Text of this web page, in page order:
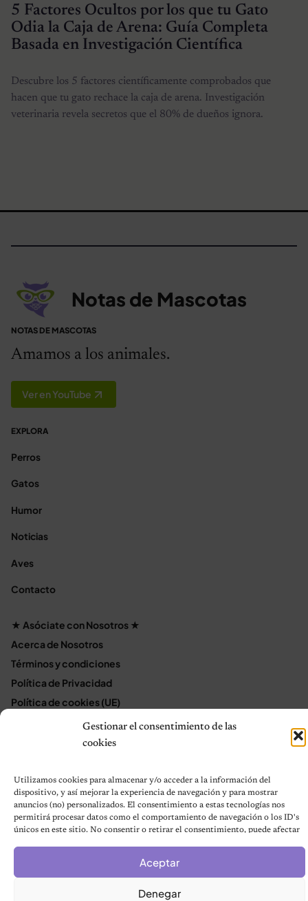
Gestionar el consentimiento de las
cookies
Utilizamos cookies para almacenar y/o acceder a la información del
dispositivo, y así mejorar la experiencia de navegación y para mostrar
anuncios (no) personalizados. El consentimiento a estas tecnologías nos
permitirá procesar datos como el comportamiento de navegación o los ID's
únicos en este sitio. No consentir o retirar el consentimiento, puede afectar
Aceptar
Denegar
5 Factores Ocultos por los que tu Gato
Odia la Caja de Arena: Guía Completa
Basada en Investigación Científica
Descubre los 5 factores científicamente comprobados que
hacen que tu gato rechace la caja de arena. Investigación
veterinaria revela secretos que el 80% de dueños ignora.
Notas de Mascotas
NOTAS DE MASCOTAS
Amamos a los animales.
Ver en YouTube
EXPLORA
Perros
Gatos
Humor
Noticias
Aves
Contacto
★ Asóciate con Nosotros ★
Acerca de Nosotros
Términos y condiciones
Política de Privacidad
Política de cookies (UE)
© 2026 Notas de Mascotas
Política de privacidad